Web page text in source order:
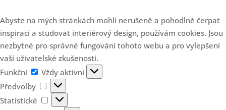
Abyste na mých stránkách mohli nerušeně a pohodlně čerpat
inspiraci a studovat interiérový design, používám cookies. Jsou
nezbytné pro správné fungování tohoto webu a pro vylepšení
vaší uživatelské zkušenosti.
Funkční
Funkční
Vždy aktivní
Předvolby
Předvolby
Statistické
Statistické